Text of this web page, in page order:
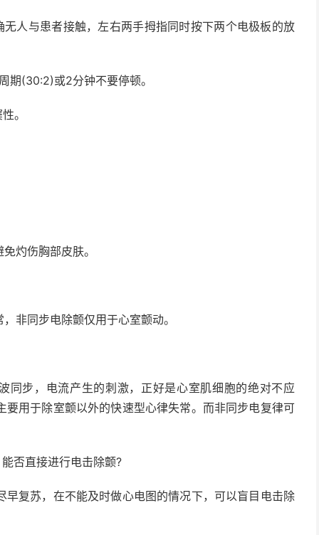
人与患者接触，左右两手拇指同时按下两个电极板的放
期(30:2)或2分钟不要停顿。
。
灼伤胸部皮肤。
非同步电除颤仅用于心室颤动。
同步，电流产生的刺激，正好是心室肌细胞的绝对不应
用于除室颤以外的快速型心律失常。而非同步电复律可
否直接进行电击除颤?
复苏，在不能及时做心电图的情况下，可以盲目电击除